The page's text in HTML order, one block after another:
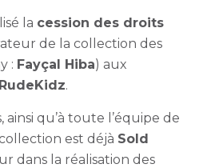
la cession des droits
de la collection des
: Fayçal Hiba) aux
RudeKidz.
ainsi qu’à toute l’équipe de
est déjà Sold
dans la réalisation des